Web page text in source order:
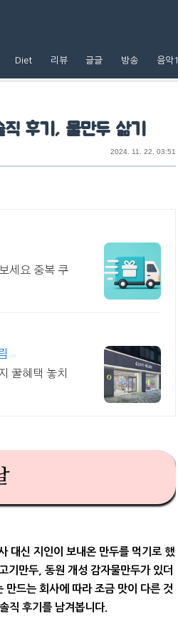
Diet 리뷰 글글 방송 음악1
후기, 물만두 삶기
2024. 11. 22. 03:51
세요 중복 쿠
꿀혜택 놓치
대신 지인이 보내온 만두를 먹기로 했
기만두, 동원 개성 감자물만두가 있더
드는 회사에 따라 조금 맛이 다른 것
직 후기를 남겨봅니다.